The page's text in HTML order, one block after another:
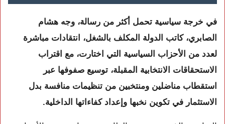
في خرجة سياسية تحمل أكثر من رسالة، وجه هشام
الصابري، كاتب الدولة المكلف بالشغل، انتقادات مباشرة
لعدد من الأحزاب السياسية التي اختارت، مع اقتراب
الاستحقاقات الانتخابية المقبلة، توسيع صفوفها عبر
استقطاب مناضلين ومنتخبين من تنظيمات منافسة بدل
الاستثمار في تكوين نخبها وإعداد كفاءاتها الداخلية.